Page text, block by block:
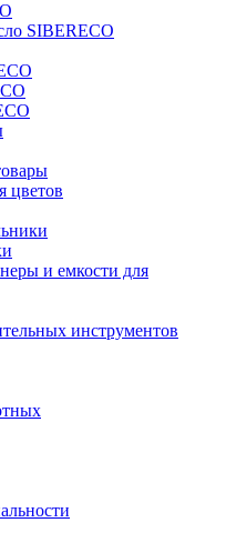
SIBERECO
цветов
и емкости для
инструментов